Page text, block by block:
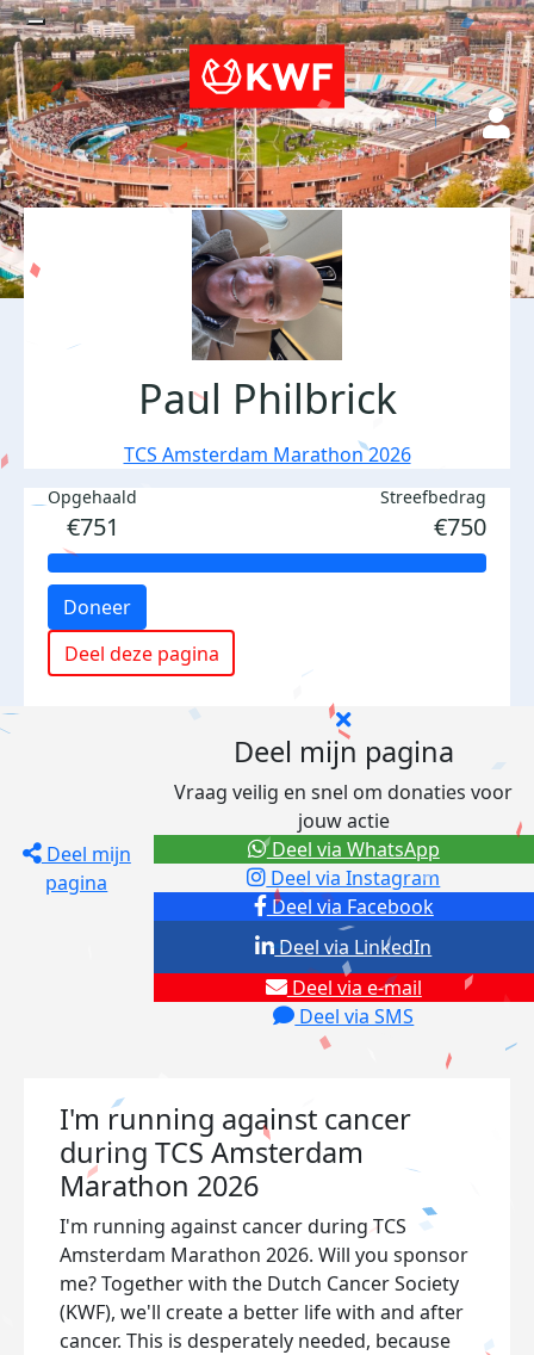
Paul Philbrick
TCS Amsterdam Marathon 2026
Opgehaald
€751
Streefbedrag
€750
Doneer
Deel deze pagina
Deel mijn
pagina
Deel mijn pagina
Vraag veilig en snel om donaties voor
jouw actie
Deel via Facebook
Deel via Instagram
Deel via e-mail
Deel via SMS
Deel via LinkedIn
Deel via WhatsApp
I'm running against cancer
during TCS Amsterdam
Marathon 2026
I'm running against cancer during TCS
Amsterdam Marathon 2026. Will you sponsor
me? Together with the Dutch Cancer Society
(KWF), we'll create a better life with and after
cancer. This is desperately needed, because